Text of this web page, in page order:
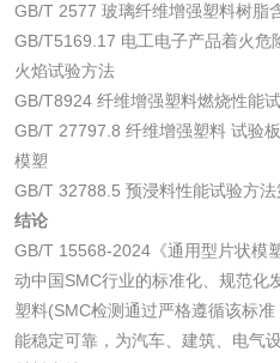
GB/T 2577 玻璃纤维增强塑料树脂
GB/T5169.17 电工电子产品着火危
火焰试验方法
GB/T8924 纤维增强塑料燃烧性能
GB/T 27797.8 纤维增强塑料 试验
模塑
GB/T 32788.5 预浸料性能试验方
结论
GB/T 15568-2024《通用型片状模
动中国SMC行业的标准化、规范化
塑料(SMC检测通过严格遵循该标
能稳定可靠，为汽车、建筑、电气
磷酸肥料
化工试剂
化工原料